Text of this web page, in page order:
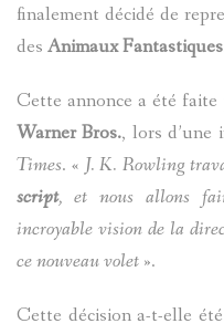
A PROPOS
finalement décidé de
des Animaux Fantastiques
Cette annonce a été faite
Warner Bros., lors
Times. « J. K. Rowling
script, et nous allons
incroyable vision de la
ce nouveau volet ».
Cette décision a-t-elle